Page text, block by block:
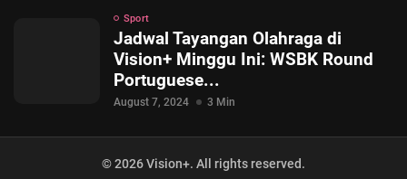
Sport
Jadwal Tayangan Olahraga di
Vision+ Minggu Ini: WSBK Round
Portuguese...
August 7, 2024 3 Min
© 2026 Vision+. All rights reserved.